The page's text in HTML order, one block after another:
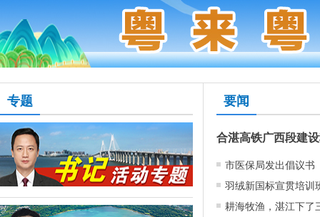
专题 要闻
市医保局发出倡议书
羽绒新国标宣贯培训
耕海牧渔，湛江下了